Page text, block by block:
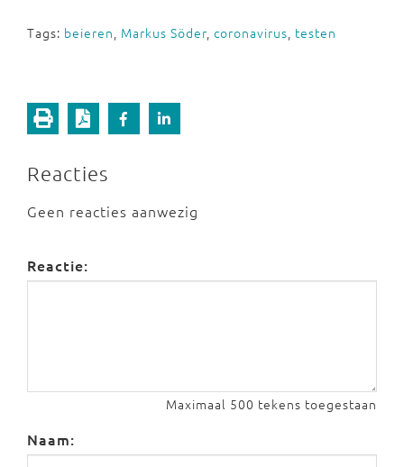
Tags: beieren, Markus Söder, coronavirus, testen
Reacties
Geen reacties aanwezig
Reactie:
Maximaal 500 tekens toegestaan
Naam: